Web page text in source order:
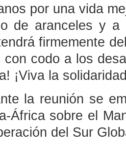
por una vida
de aranceles y
firmemente
con codo a los
¡Viva la
la reunión se
África sobre el
del Sur